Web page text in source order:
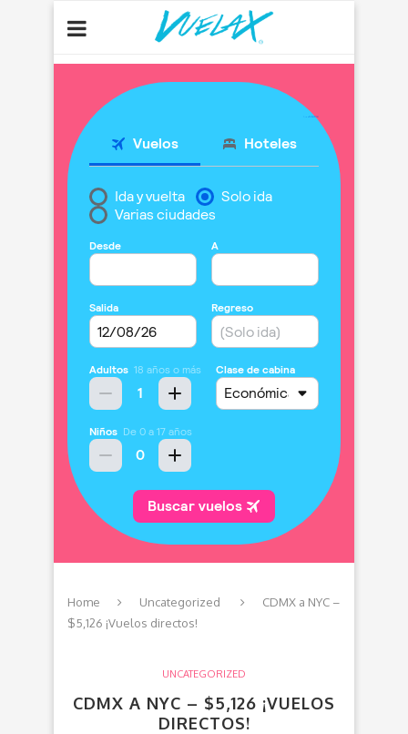
Home Uncategorized
CDMX a NYC –
$5,126 ¡Vuelos directos!
UNCATEGORIZED
CDMX A NYC – $5,126 ¡VUELOS
DIRECTOS!